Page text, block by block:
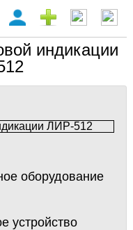
индикации
оборудование
устройство